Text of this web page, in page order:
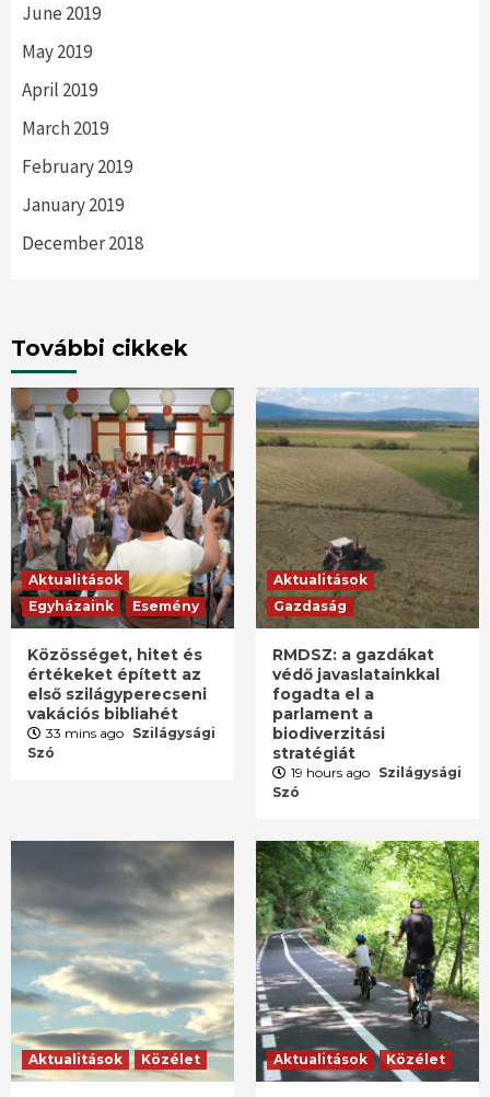
June 2019
May 2019
April 2019
March 2019
February 2019
January 2019
December 2018
További cikkek
Aktualitások
Egyházaink
Esemény
Közösséget, hitet és
értékeket épített az
első szilágyperecseni
vakációs bibliahét
33 mins ago Szilágysági
Szó
Aktualitások
Gazdaság
RMDSZ: a gazdákat
védő javaslatainkkal
fogadta el a
parlament a
biodiverzitási
stratégiát
19 hours ago Szilágysági
Szó
Aktualitások Közélet Aktualitások Közélet